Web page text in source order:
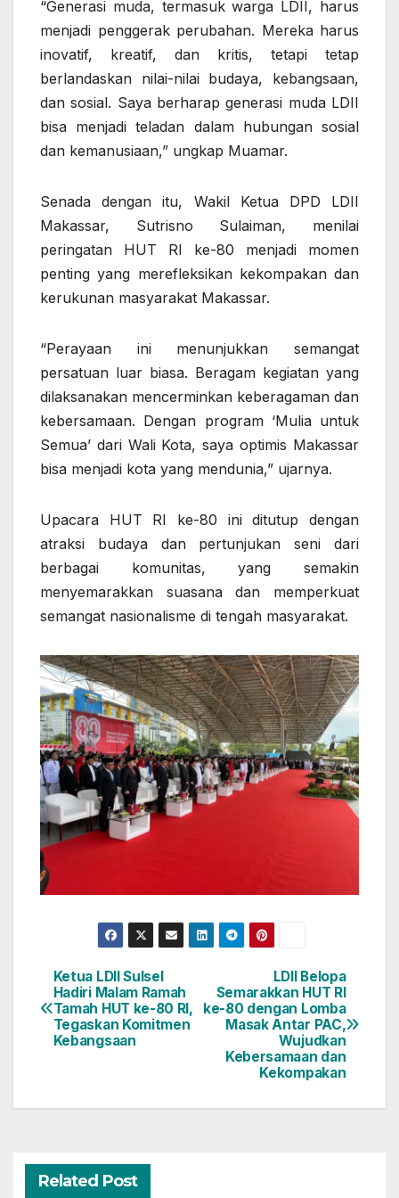
“Generasi muda, termasuk warga LDII, harus
menjadi penggerak perubahan. Mereka harus
inovatif, kreatif, dan kritis, tetapi tetap
berlandaskan nilai-nilai budaya, kebangsaan,
dan sosial. Saya berharap generasi muda LDII
bisa menjadi teladan dalam hubungan sosial
dan kemanusiaan,” ungkap Muamar.
Senada dengan itu, Wakil Ketua DPD LDII
Makassar, Sutrisno Sulaiman, menilai
peringatan HUT RI ke-80 menjadi momen
penting yang merefleksikan kekompakan dan
kerukunan masyarakat Makassar.
“Perayaan ini menunjukkan semangat
persatuan luar biasa. Beragam kegiatan yang
dilaksanakan mencerminkan keberagaman dan
kebersamaan. Dengan program ‘Mulia untuk
Semua’ dari Wali Kota, saya optimis Makassar
bisa menjadi kota yang mendunia,” ujarnya.
Upacara HUT RI ke-80 ini ditutup dengan
atraksi budaya dan pertunjukan seni dari
berbagai komunitas, yang semakin
menyemarakkan suasana dan memperkuat
semangat nasionalisme di tengah masyarakat.
Navigasi
pos
LDII Belopa
Semarakkan HUT RI
ke-80 dengan Lomba
Masak Antar PAC,
Wujudkan
Kebersamaan dan
Kekompakan
Ketua LDII Sulsel
Hadiri Malam Ramah
Tamah HUT ke-80 RI,
Tegaskan Komitmen
Kebangsaan
Related Post